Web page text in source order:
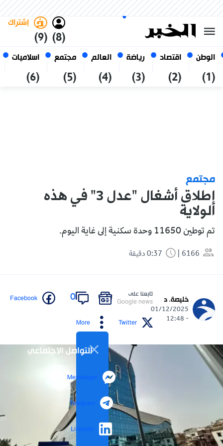
الوطن
(1)
اقتصاد
(2)
رياضة
(3)
العالم
(4)
مجتمع
(5)
اسلاميات
(6)
(8)
إشتراك
(9)
أغسطس 2026
الجزائر
مجتمع
إطلاق أشغال "عدل 3" في هذه
الولاية
تم توطين 11650 وحدة سكنية إلى غاية اليوم.
6166
خليصة. د
01/12/2025
- 12:48
تابعنا على
Google news
0
Facebook
Twitter
More
التواصل الاجتماعي
Messenger
Telegram
LinkedIn